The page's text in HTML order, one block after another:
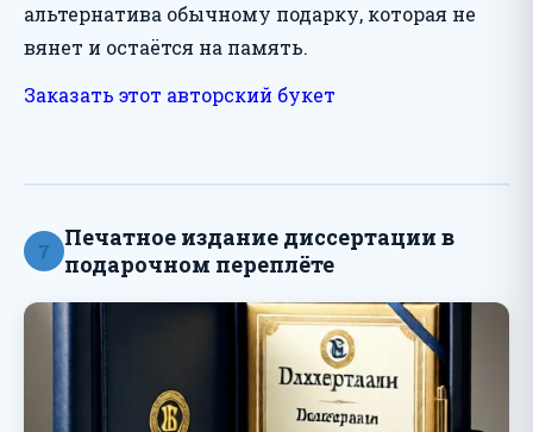
альтернатива обычному подарку, которая не
вянет и остаётся на память.
Заказать этот авторский букет
7
Печатное издание диссертации в
подарочном переплёте